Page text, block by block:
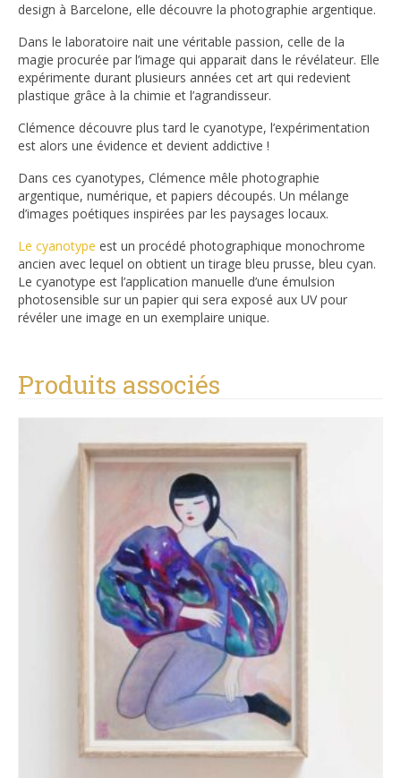
design à Barcelone, elle découvre la photographie argentique.
Dans le laboratoire nait une véritable passion, celle de la
magie procurée par l’image qui apparait dans le révélateur. Elle
expérimente durant plusieurs années cet art qui redevient
plastique grâce à la chimie et l’agrandisseur.
Clémence découvre plus tard le cyanotype, l’expérimentation
est alors une évidence et devient addictive !
Dans ces cyanotypes, Clémence mêle photographie
argentique, numérique, et papiers découpés. Un mélange
d’images poétiques inspirées par les paysages locaux.
Le cyanotype est un procédé photographique monochrome
ancien avec lequel on obtient un tirage bleu prusse, bleu cyan.
Le cyanotype est l’application manuelle d’une émulsion
photosensible sur un papier qui sera exposé aux UV pour
révéler une image en un exemplaire unique.
Produits associés